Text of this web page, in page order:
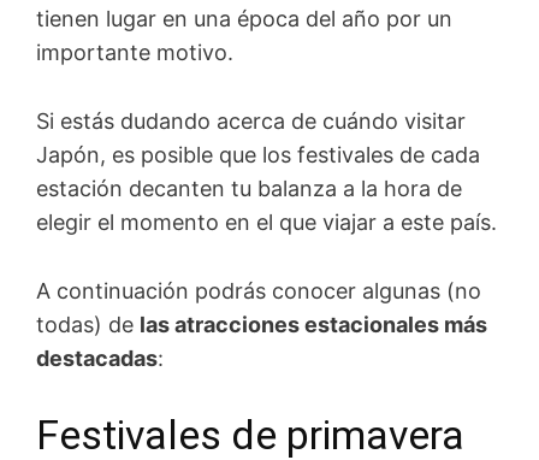
tienen lugar en una época del año por un
importante motivo.
Si estás dudando acerca de cuándo visitar
Japón, es posible que los festivales de cada
estación decanten tu balanza a la hora de
elegir el momento en el que viajar a este país.
A continuación podrás conocer algunas (no
todas) de las atracciones estacionales más
destacadas:
Festivales de primavera